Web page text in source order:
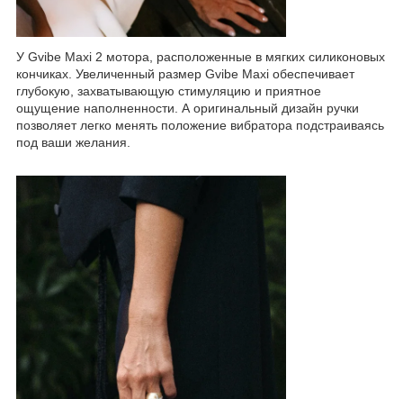
У Gvibe Maxi 2 мотора, расположенные в мягких силиконовых
кончиках. Увеличенный размер Gvibe Maxi обеспечивает
глубокую, захватывающую стимуляцию и приятное
ощущение наполненности. А оригинальный дизайн ручки
позволяет легко менять положение вибратора подстраиваясь
под ваши желания.